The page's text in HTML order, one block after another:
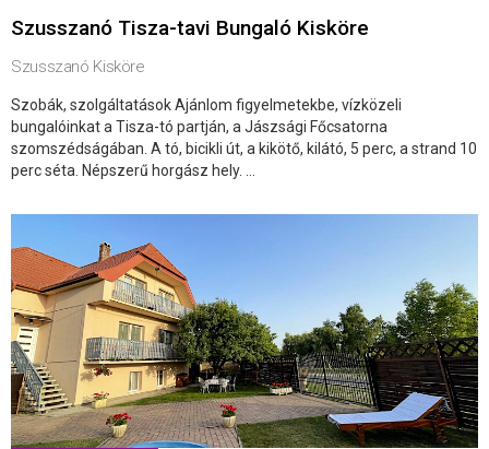
Szusszanó Tisza-tavi Bungaló Kisköre
Szusszanó Kisköre
Szobák, szolgáltatások Ajánlom figyelmetekbe, vízközeli
bungalóinkat a Tisza-tó partján, a Jászsági Főcsatorna
szomszédságában. A tó, bicikli út, a kikötő, kilátó, 5 perc, a strand 10
perc séta. Népszerű horgász hely. ...